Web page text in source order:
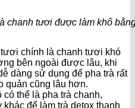
chanh tươi được làm khô
chính là chanh tươi khó
bên ngoài được lâu, khi
dàng sử dụng để pha trà rất
quản cũng lâu hơn.
thể là pha trà chanh,
để làm trà detox thanh